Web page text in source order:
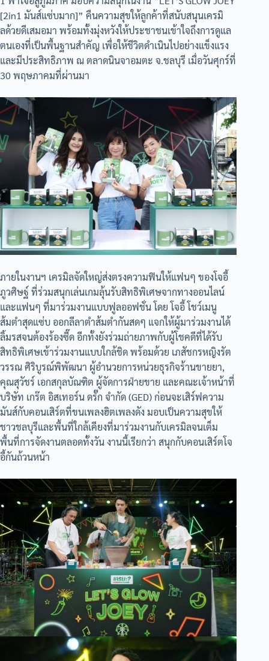
[2in1 มันส์แซ่บมาก]” คืนความสุขให้ลูกค้าที่สนับสนุนเครมิ
ลด้วยดีเสมอมา พร้อมทั้งมุ่งหวังให้ประชาชนเข้าใจถึงการดูแล
ตนเองที่เป็นพื้นฐานสำคัญ เพื่อให้ชีวิตดำเนินไปอย่างแข็งแรง
และมีประสิทธิภาพ ณ ตลาดนินจาอมตะ จ.ชลบุรี เมื่อวันศุกร์ที่
30 พฤษภาคมที่ผ่านมา
ภายในงานฯ เครมิลจัดใหญ่ส่งตรงความฟินให้แฟนๆ ของโจอี้
ภูวศิษฐ์ ที่ร่วมสนุกเล่นเกมลุ้นรับสิทธิพิเศษจากทางออนไลน์
และแฟนๆ ที่มาร่วมงานแบบฟูลออฟชั่น โดย โจอี้ โชว์เมนู
ส้มตำสุดแซ่บ ออกลีลาตำส้มตำกันสดๆ แจกให้ผู้มาร่วมงานได้
ลิ้มรสจนต้องร้องซี๊ด อีกทั้งยังร่วมถ่ายภาพกับผู้โชคดีที่ได้รับ
สิทธิพิเศษเข้าร่วมงานแบบใกล้ชิด พร้อมด้วย เภสัชกรหญิงรัต
วรรณ ศิริบูรณ์พิพัฒนา ผู้อำนวยการหน่วยธุรกิจร้านขายยา,
คุณสุวัชร์ เอกสกุลบัณฑิต ผู้จัดการฝ่ายขาย และคณะเจ้าหน้าที่
บริษัท เกร๊ต อิสเทอร์น ดรั๊ก จำกัด (GED) ก่อนจะเสิร์ฟความ
มันส์กับคอนเสิร์ตที่ขนเพลงฮิตเพลงดัง มอบเป็นความสุขให้
ชาวชลบุรีและพื้นที่ใกล้เคียงที่มาร่วมงานกับเครมิลจนเต็ม
พื้นที่การจัดงานตลอดทั้งวัน งานนี้เรียกว่า สนุกกับคอนเสิร์ตโจ
อี้กันถ้วนหน้า